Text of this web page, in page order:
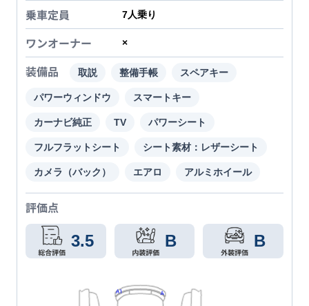
乗車定員 7人乗り
ワンオーナー ×
装備品 取説 整備手帳 スペアキー
パワーウィンドウ スマートキー
カーナビ純正 TV パワーシート
フルフラットシート シート素材：レザーシート
カメラ（バック） エアロ アルミホイール
評価点
3.5 B B